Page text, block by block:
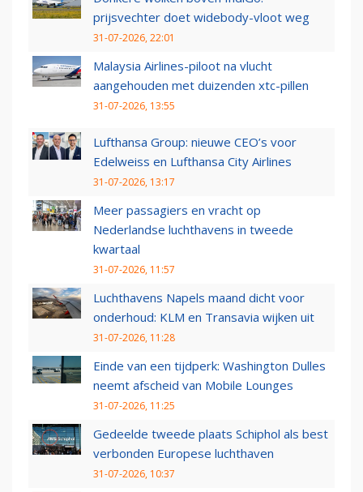
prijsvechter doet widebody-vloot weg
31-07-2026, 22:01
Malaysia Airlines-piloot na vlucht
aangehouden met duizenden xtc-pillen
31-07-2026, 13:55
Lufthansa Group: nieuwe CEO’s voor
Edelweiss en Lufthansa City Airlines
31-07-2026, 13:17
Meer passagiers en vracht op
Nederlandse luchthavens in tweede
kwartaal
31-07-2026, 11:57
Luchthavens Napels maand dicht voor
onderhoud: KLM en Transavia wijken uit
31-07-2026, 11:28
Einde van een tijdperk: Washington Dulles
neemt afscheid van Mobile Lounges
31-07-2026, 11:25
Gedeelde tweede plaats Schiphol als best
verbonden Europese luchthaven
31-07-2026, 10:37